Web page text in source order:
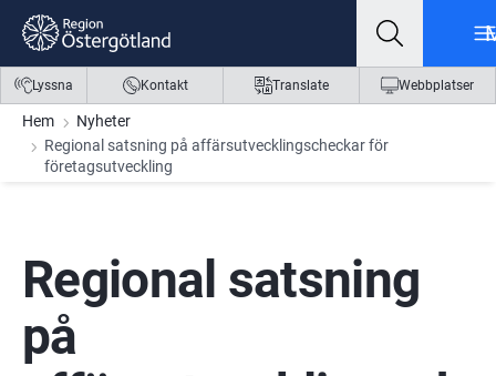
Gå till innehåll
Gå till meny
Gå till sidfot
Lyssna Kontakt Translate Webbplatser
Hem
Nyheter
Regional satsning på affärsutvecklingscheckar för
företagsutveckling
Regional satsning
på